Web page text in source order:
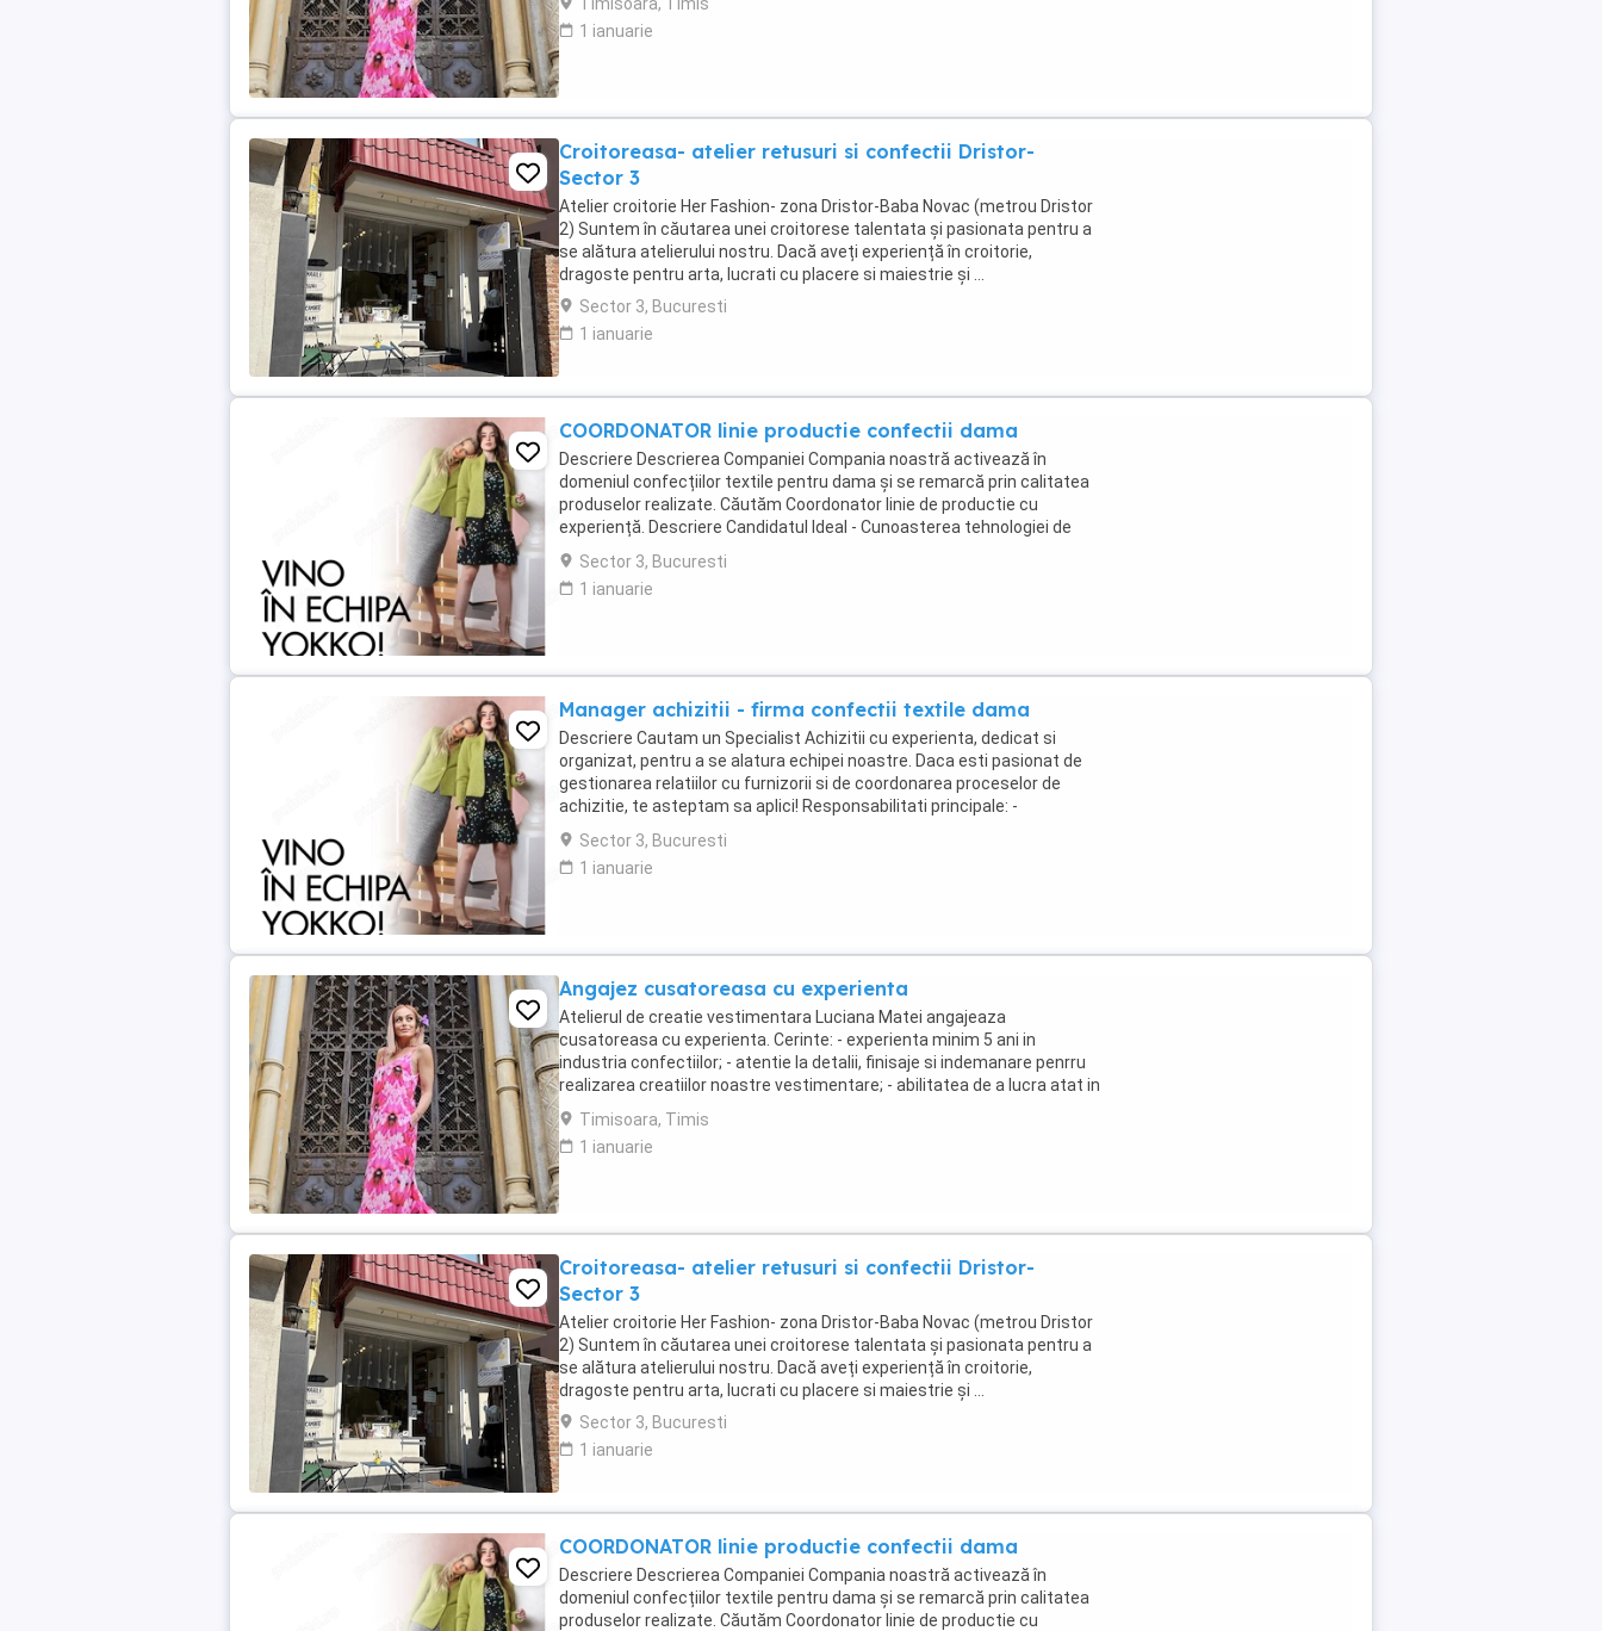
1 ianuarie
Croitoreasa- atelier retusuri si confectii Dristor-
Sector 3
Atelier croitorie Her Fashion- zona Dristor-Baba Novac (metrou Dristor
2) Suntem în căutarea unei croitorese talentata și pasionata pentru a
se alătura atelierului nostru. Dacă aveți experiență în croitorie,
dragoste pentru arta, lucrati cu placere si maiestrie și ...
Sector 3, Bucuresti
1 ianuarie
COORDONATOR linie productie confectii dama
Descriere Descrierea Companiei Compania noastră activează în
domeniul confecțiilor textile pentru dama și se remarcă prin calitatea
produselor realizate. Căutăm Coordonator linie de productie cu
experiență. Descriere Candidatul Ideal - Cunoasterea tehnologiei de
confectii a produselor pentru femei; ...
Sector 3, Bucuresti
1 ianuarie
Manager achizitii - firma confectii textile dama
Descriere Cautam un Specialist Achizitii cu experienta, dedicat si
organizat, pentru a se alatura echipei noastre. Daca esti pasionat de
gestionarea relatiilor cu furnizorii si de coordonarea proceselor de
achizitie, te asteptam sa aplici! Responsabilitati principale: -
Gestionarea procesului de achizitie ...
Sector 3, Bucuresti
1 ianuarie
Angajez cusatoreasa cu experienta
Atelierul de creatie vestimentara Luciana Matei angajeaza
cusatoreasa cu experienta. Cerinte: - experienta minim 5 ani in
industria confectiilor; - atentie la detalii, finisaje si indemanare penrru
realizarea creatiilor noastre vestimentare; - abilitatea de a lucra atat in
echipa cat si individual; - ...
Timisoara, Timis
1 ianuarie
Croitoreasa- atelier retusuri si confectii Dristor-
Sector 3
Atelier croitorie Her Fashion- zona Dristor-Baba Novac (metrou Dristor
2) Suntem în căutarea unei croitorese talentata și pasionata pentru a
se alătura atelierului nostru. Dacă aveți experiență în croitorie,
dragoste pentru arta, lucrati cu placere si maiestrie și ...
Sector 3, Bucuresti
1 ianuarie
COORDONATOR linie productie confectii dama
Descriere Descrierea Companiei Compania noastră activează în
domeniul confecțiilor textile pentru dama și se remarcă prin calitatea
produselor realizate. Căutăm Coordonator linie de productie cu